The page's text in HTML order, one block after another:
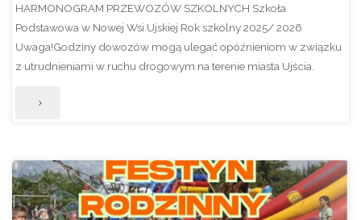
HARMONOGRAM PRZEWOZÓW SZKOLNYCH Szkoła
Podstawowa w Nowej Wsi Ujskiej Rok szkolny 2025/ 2026
Uwaga!Godziny dowozów mogą ulegać opóźnieniom w związku
z utrudnieniami w ruchu drogowym na terenie miasta Ujścia.
"Harmonogram
2025/2026
–